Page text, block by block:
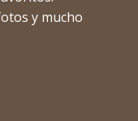
y mucho